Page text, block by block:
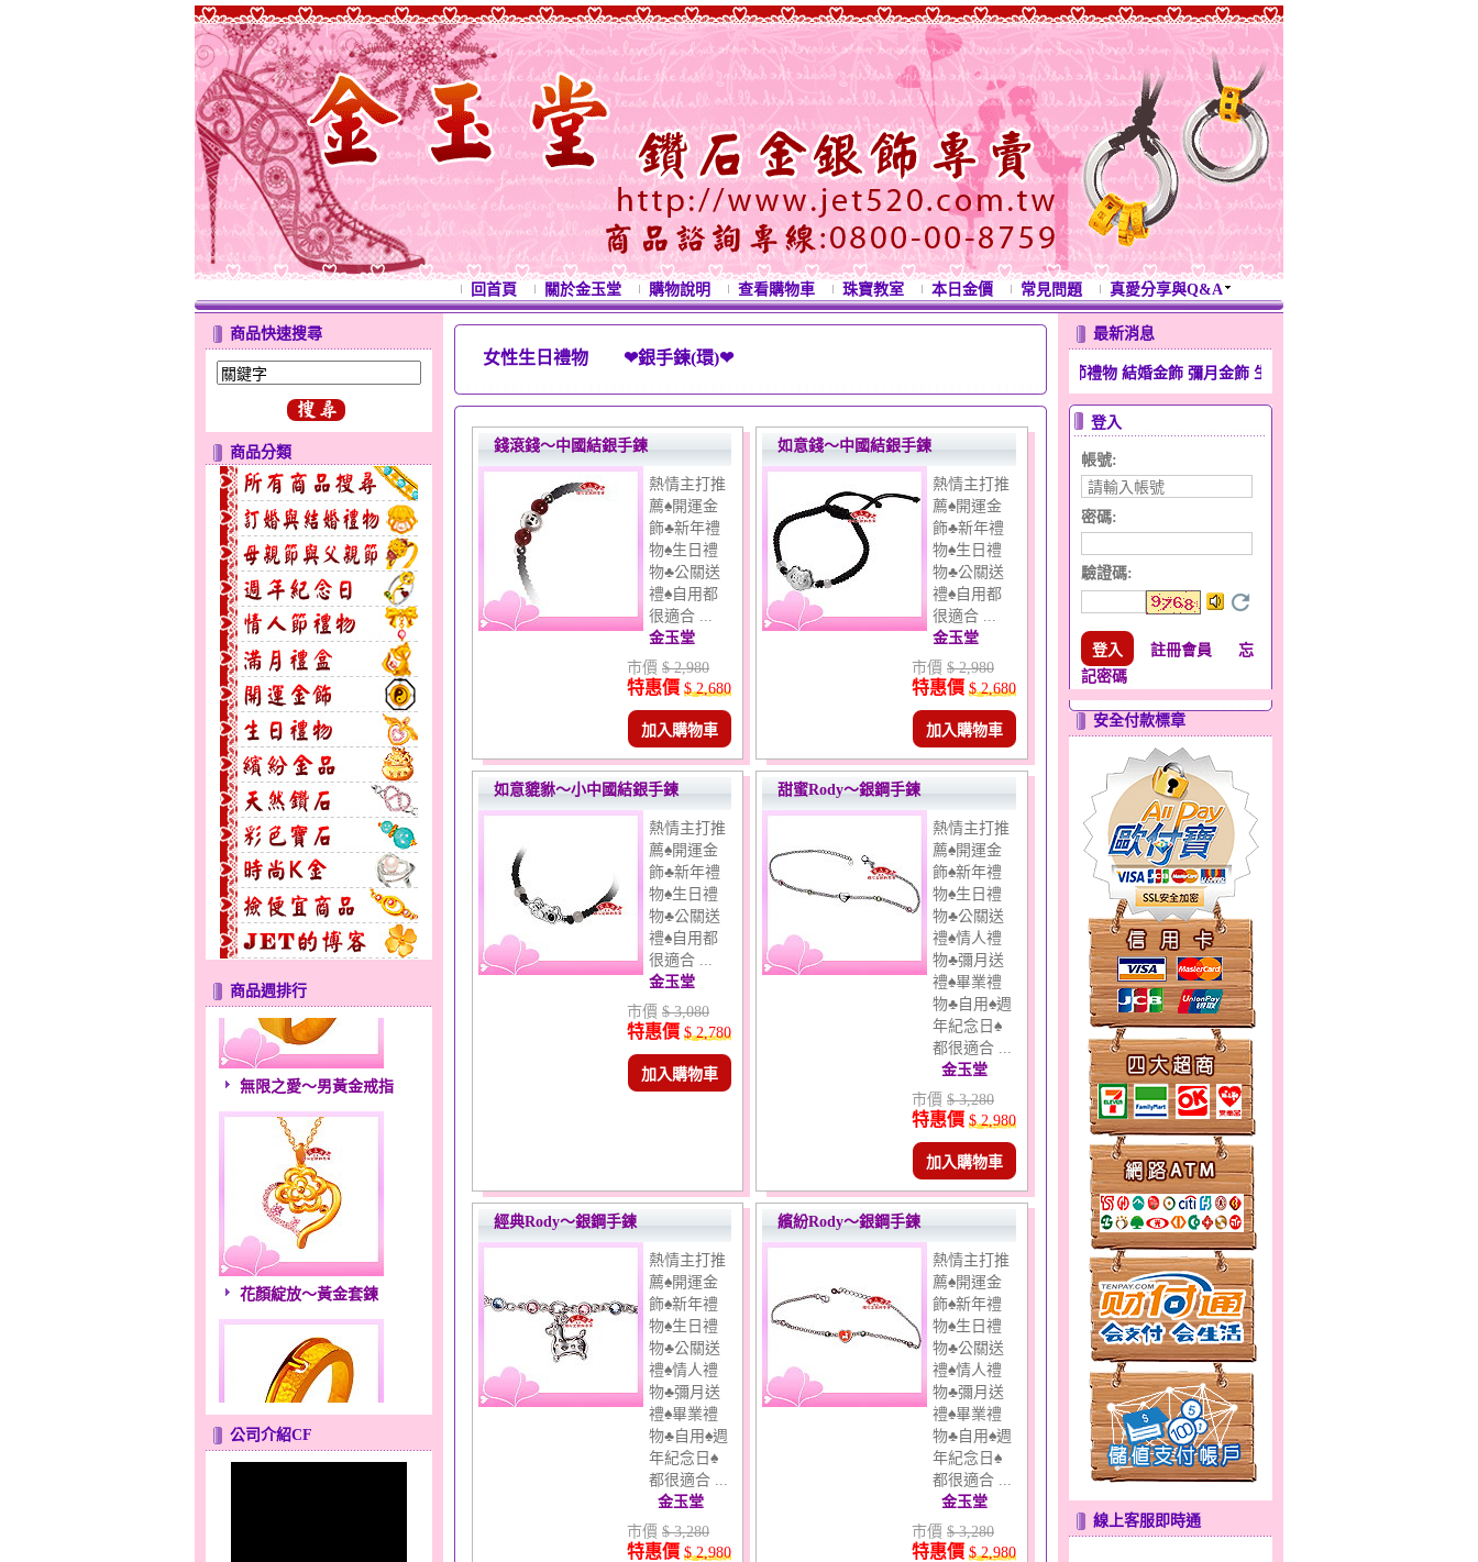
回首頁 關於金玉堂 購物說明 查看購物車 珠寶教室 本日金價 常見問題 真愛分享與Q&A
商品快速搜尋
商品分類
商品週排行
無限之愛～男黃金戒指
花顏綻放～黃金套鍊
公司介紹CF
女性生日禮物 ❤銀手鍊(環)❤
錢滾錢～中國結銀手鍊
熱情主打推
薦♠開運金
飾♣新年禮
物♠生日禮
物♣公關送
禮♠自用都
很適合 ...
金玉堂
市價 $ 2,980
特惠價 $ 2,680
加入購物車
如意錢～中國結銀手鍊
熱情主打推
薦♠開運金
飾♣新年禮
物♠生日禮
物♣公關送
禮♠自用都
很適合 ...
金玉堂
市價 $ 2,980
特惠價 $ 2,680
加入購物車
如意貔貅～小中國結銀手鍊
熱情主打推
薦♠開運金
飾♣新年禮
物♠生日禮
物♣公關送
禮♠自用都
很適合 ...
金玉堂
市價 $ 3,080
特惠價 $ 2,780
加入購物車
甜蜜Rody～銀鋼手鍊
熱情主打推
薦♠開運金
飾♠新年禮
物♠生日禮
物♣公關送
禮♠情人禮
物♣彌月送
禮♠畢業禮
物♣自用♠週
年紀念日♠
都很適合 ...
金玉堂
市價 $ 3,280
特惠價 $ 2,980
加入購物車
經典Rody～銀鋼手鍊
熱情主打推
薦♠開運金
飾♠新年禮
物♠生日禮
物♣公關送
禮♠情人禮
物♣彌月送
禮♠畢業禮
物♣自用♠週
年紀念日♠
都很適合 ...
金玉堂
市價 $ 3,280
特惠價 $ 2,980
繽紛Rody～銀鋼手鍊
熱情主打推
薦♠開運金
飾♠新年禮
物♠生日禮
物♣公關送
禮♠情人禮
物♣彌月送
禮♠畢業禮
物♣自用♠週
年紀念日♠
都很適合 ...
金玉堂
市價 $ 3,280
特惠價 $ 2,980
最新消息
西洋情人節禮物 母親節禮物 七夕情人節禮物 白色情人節禮物 結婚金飾 彌月金飾 生日禮物 滿月金飾 週年紀念禮物 開運金
登入
帳號:
密碼:
驗證碼:
註冊會員
忘
記密碼
安全付款標章
線上客服即時通